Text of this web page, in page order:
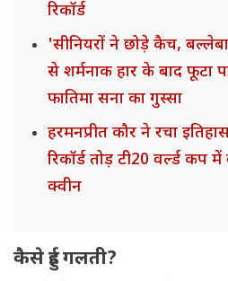
रिकॉर्ड
'सीनियरों ने छोड़े कैच,
से शर्मनाक हार के बाद फूटा
फातिमा सना का गुस्सा
हरमनप्रीत कौर ने रचा
रिकॉर्ड तोड़ टी20 वर्ल्ड कप
क्वीन
कैसे हुई गलती?